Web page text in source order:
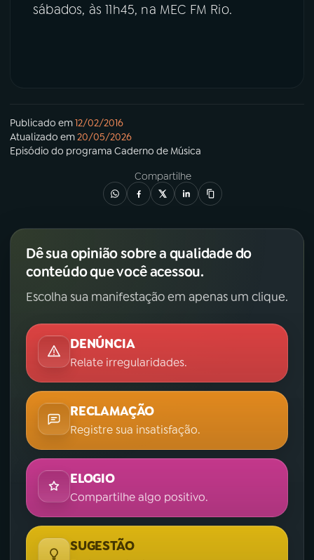
sábados, às 11h45, na MEC FM Rio.
Publicado em12/02/2016
Atualizado em20/05/2026
Episódio do programa Caderno de Música
Compartilhe
Dê sua opinião sobre a qualidade do
conteúdo que você acessou.
Escolha sua manifestação em apenas um clique.
DENÚNCIA
Relate irregularidades.
RECLAMAÇÃO
Registre sua insatisfação.
ELOGIO
Compartilhe algo positivo.
SUGESTÃO